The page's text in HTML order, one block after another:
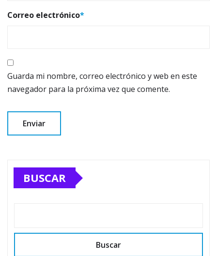
Correo electrónico*
Guarda mi nombre, correo electrónico y web en este
navegador para la próxima vez que comente.
BUSCAR
Buscar